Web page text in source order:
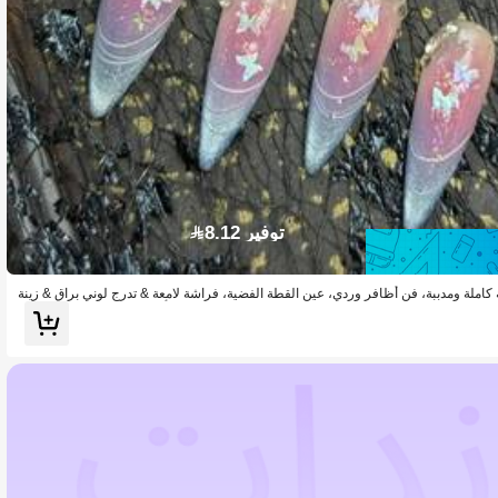
توفير 8.12
كاملة ومدببة، فن أظافر وردي، عين القطة الفضية، فراشة لامعة & تدرج لوني براق & زينة
أحجار الراين الصغيرة، أظافر صناعية بأسلوب Y2K حالم، مناسبة للاستخدام اليومي والحفلات والمواعيد، تأتي مع غراء الجيلي ومبرد ا